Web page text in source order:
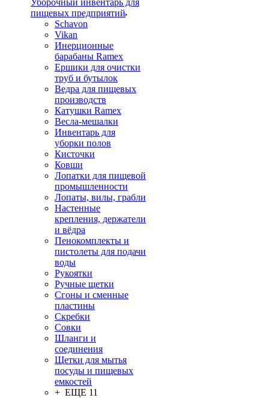
Уборочный инвентарь для
пищевых предприятий
Schavon
Vikan
Инерционные
барабаны Ramex
Ершики для очистки
труб и бутылок
Ведра для пищевых
производств
Катушки Ramex
Весла-мешалки
Инвентарь для
уборки полов
Кисточки
Ковши
Лопатки для пищевой
промышленности
Лопаты, вилы, грабли
Настенные
крепления, держатели
и вёдра
Пенокомплекты и
пистолеты для подачи
воды
Рукоятки
Ручные щетки
Сгоны и сменные
пластины
Скребки
Совки
Шланги и
соединения
Щетки для мытья
посуды и пищевых
емкостей
+ ЕЩЕ 11